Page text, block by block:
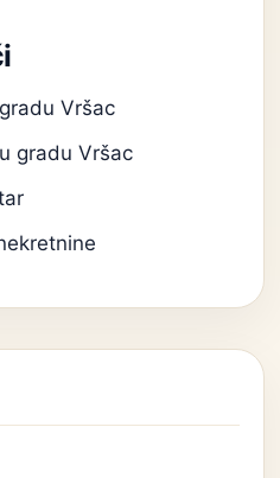
Vršac
gradu Vršac